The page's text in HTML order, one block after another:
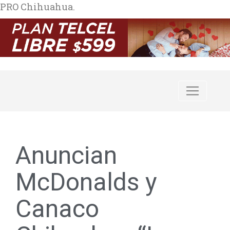
PRO Chihuahua.
Anuncian
McDonalds y
Canaco